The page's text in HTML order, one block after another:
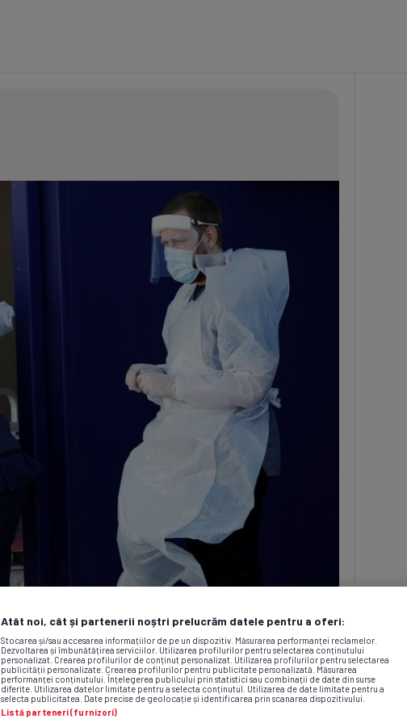
Atât noi, cât și partenerii noștri prelucrăm datele pentru a oferi:
Stocarea și/sau accesarea informațiilor de pe un dispozitiv. Măsurarea performanței reclamelor.
Dezvoltarea și îmbunătățirea serviciilor. Utilizarea profilurilor pentru selectarea conținutului
personalizat. Crearea profilurilor de conținut personalizat. Utilizarea profilurilor pentru selectarea
publicității personalizate. Crearea profilurilor pentru publicitate personalizată. Măsurarea
performanței conținutului. Înțelegerea publicului prin statistici sau combinații de date din surse
diferite. Utilizarea datelor limitate pentru a selecta conținutul. Utilizarea de date limitate pentru a
selecta publicitatea. Date precise de geolocație și identificarea prin scanarea dispozitivului.
Listă parteneri (furnizori)